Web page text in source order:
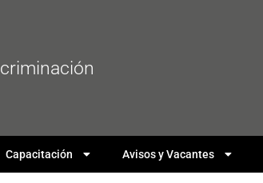
Capacitación Avisos y Vacantes